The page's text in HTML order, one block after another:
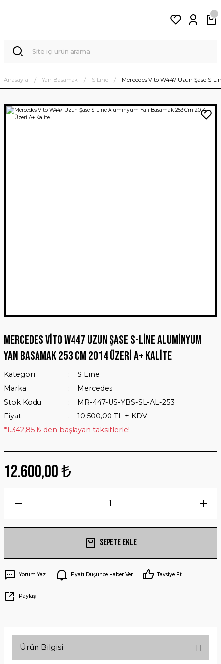
Anasayfa Yan Basamak S Line Mercedes Vito W447 Uzun Şase S-
Mercedes Vito W447 Uzun Şase S-Line Aluminyum
Yan Basamak 253 Cm 2014 Üzeri A+ Kalite
Kategori
S Line
Marka
Mercedes
Stok Kodu
MR-447-US-YBS-SL-AL-253
Fiyat
10.500,00 TL + KDV
*1.342,85 ₺ den başlayan taksitlerle!
12.600,00 ₺
Sepete Ekle
Yorum Yaz Fiyatı Düşünce Haber Ver Tavsiye Et
Paylaş
Ürün Bilgisi